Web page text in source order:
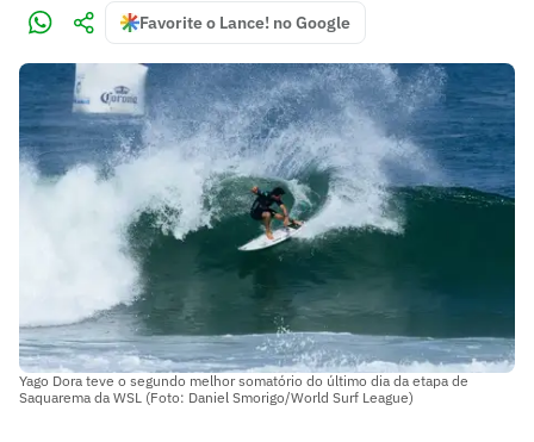
Favorite o Lance! no Google
Yago Dora teve o segundo melhor somatório do último dia da etapa de
Saquarema da WSL (Foto: Daniel Smorigo/World Surf League)